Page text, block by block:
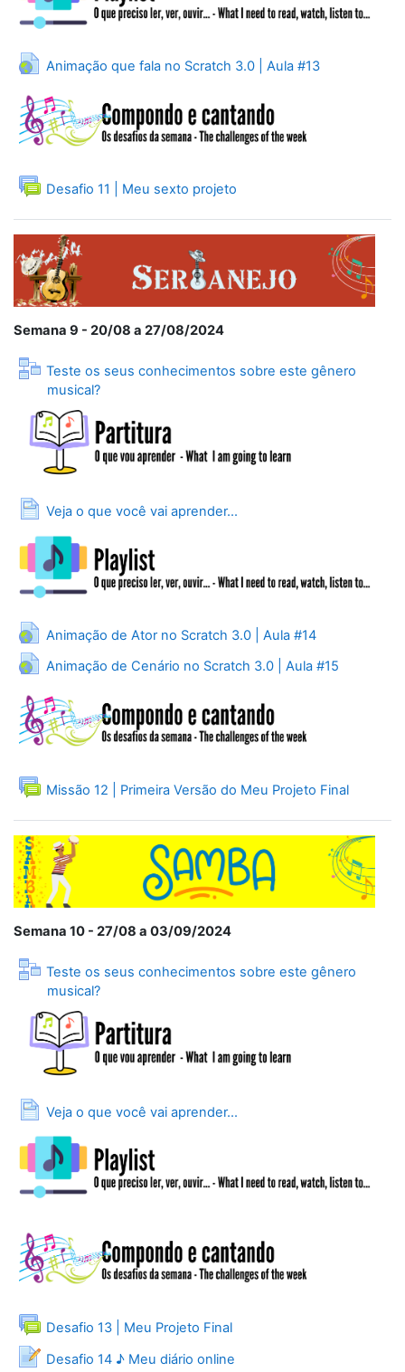
Animação que fala no Scratch 3.0 | Aula #13
URL
Desafio 11 | Meu sexto projeto
Fórum
Semana 9 - 20/08 a 27/08/2024
Teste os seus conhecimentos sobre este gênero
musical?
Lição
Veja o que você vai aprender...
Página
Animação de Ator no Scratch 3.0 | Aula #14
URL
Animação de Cenário no Scratch 3.0 | Aula #15
URL
Missão 12 | Primeira Versão do Meu Projeto Final
Fórum
Semana 10 - 27/08 a 03/09/2024
Teste os seus conhecimentos sobre este gênero
musical?
Lição
Veja o que você vai aprender...
Página
Desafio 13 | Meu Projeto Final
Fórum
Desafio 14 ♪ Meu diário online